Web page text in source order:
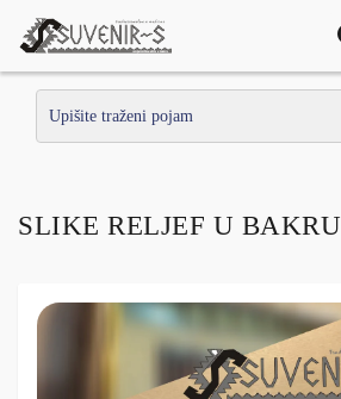
SLIKE RELJEF U BAKRU